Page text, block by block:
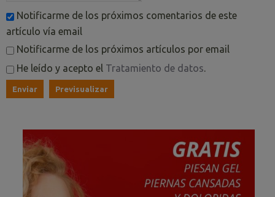
Notificarme de los próximos comentarios de este
artículo vía email
Notificarme de los próximos artículos por email
He leído y acepto el Tratamiento de datos.